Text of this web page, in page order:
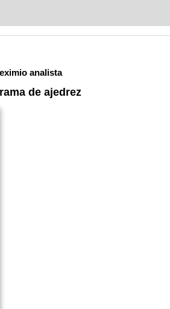
analista
de ajedrez